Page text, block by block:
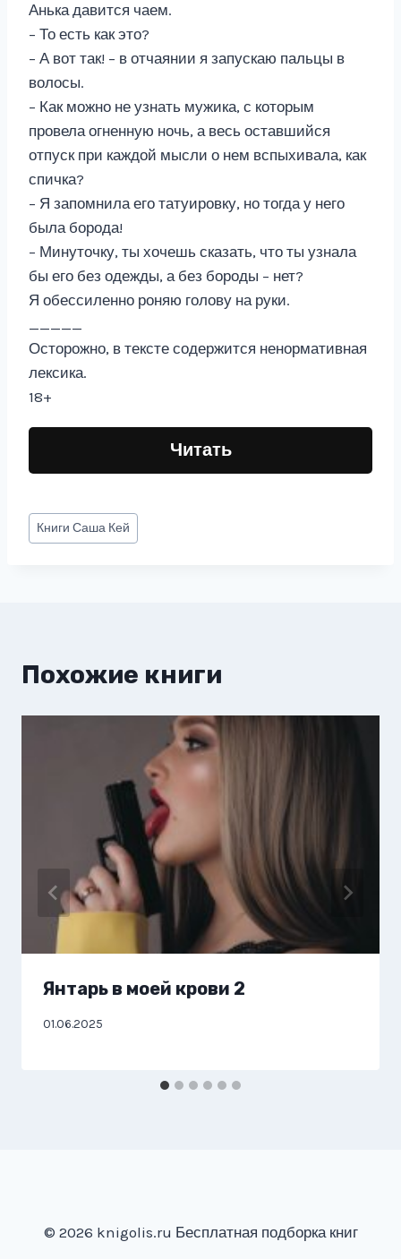
Анька давится чаем.
– То есть как это?
– А вот так! – в отчаянии я запускаю пальцы в
волосы.
– Как можно не узнать мужика, с которым
провела огненную ночь, а весь оставшийся
отпуск при каждой мысли о нем вспыхивала, как
спичка?
– Я запомнила его татуировку, но тогда у него
была борода!
– Минуточку, ты хочешь сказать, что ты узнала
бы его без одежды, а без бороды – нет?
Я обессиленно роняю голову на руки.
_____
Осторожно, в тексте содержится ненормативная
лексика.
18+
Читать
Метки
записи:
КнигиСаша Кей
Похожие книги
Янтарь в моей крови 2
01.06.2025
© 2026 knigolis.ru Бесплатная подборка книг